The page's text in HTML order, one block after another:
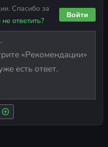
Спасибо за
ответить?
Войти